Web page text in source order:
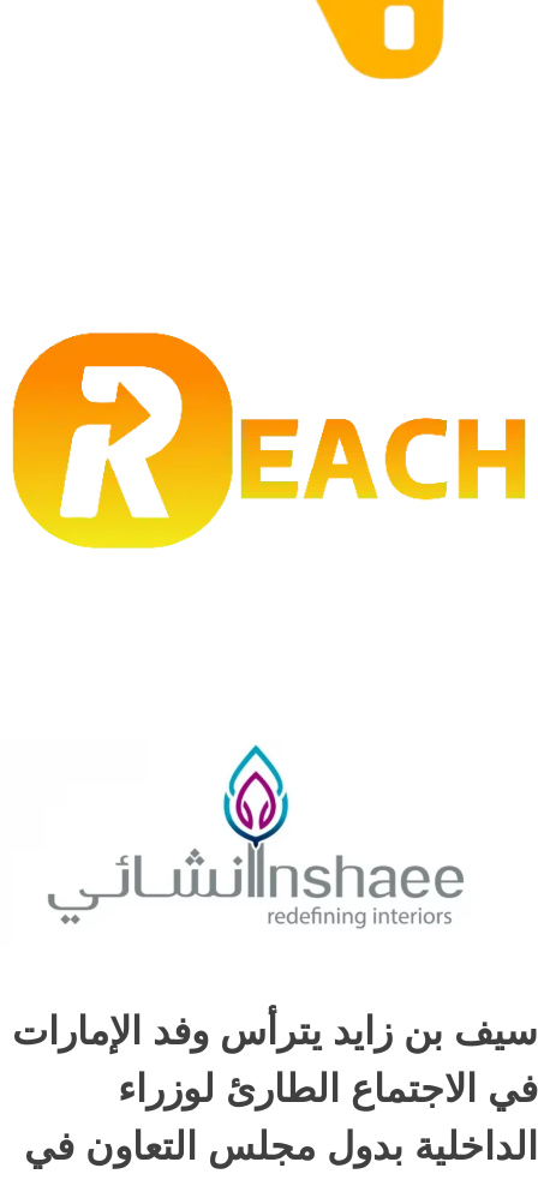
سيف بن زايد يترأس وفد الإمارات
في الاجتماع الطارئ لوزراء
الداخلية بدول مجلس التعاون في